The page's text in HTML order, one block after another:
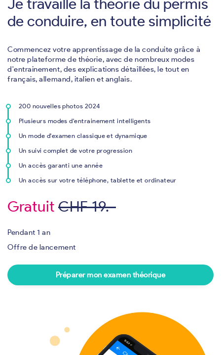
Je travaille la théorie du permis
de conduire, en toute simplicité
Commencez votre apprentissage de la conduite grâce à
notre plateforme de théorie, avec de nombreux modes
d'entrainement, des explications détaillées, le tout en
français, allemand, italien et anglais.
200 nouvelles photos 2024
Plusieurs modes d'entrainement intelligents
Un mode d'examen classique et dynamique
Un suivi complet de votre progression
Un accès garanti une année
Un accès sur votre téléphone, tablette et ordinateur
Gratuit CHF 19.-
Pendant 1 an
Offre de lancement
Préparer mon examen théorique